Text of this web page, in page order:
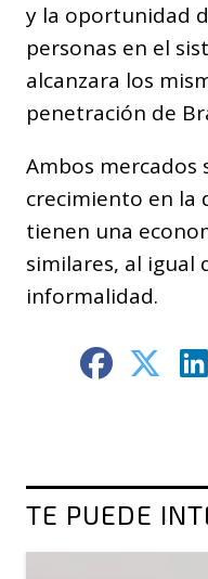
y la oportunidad
personas en el
alcanzara los
penetración de
Ambos mercados
crecimiento en la
tienen una
similares, al igual
informalidad.
TE PUEDE